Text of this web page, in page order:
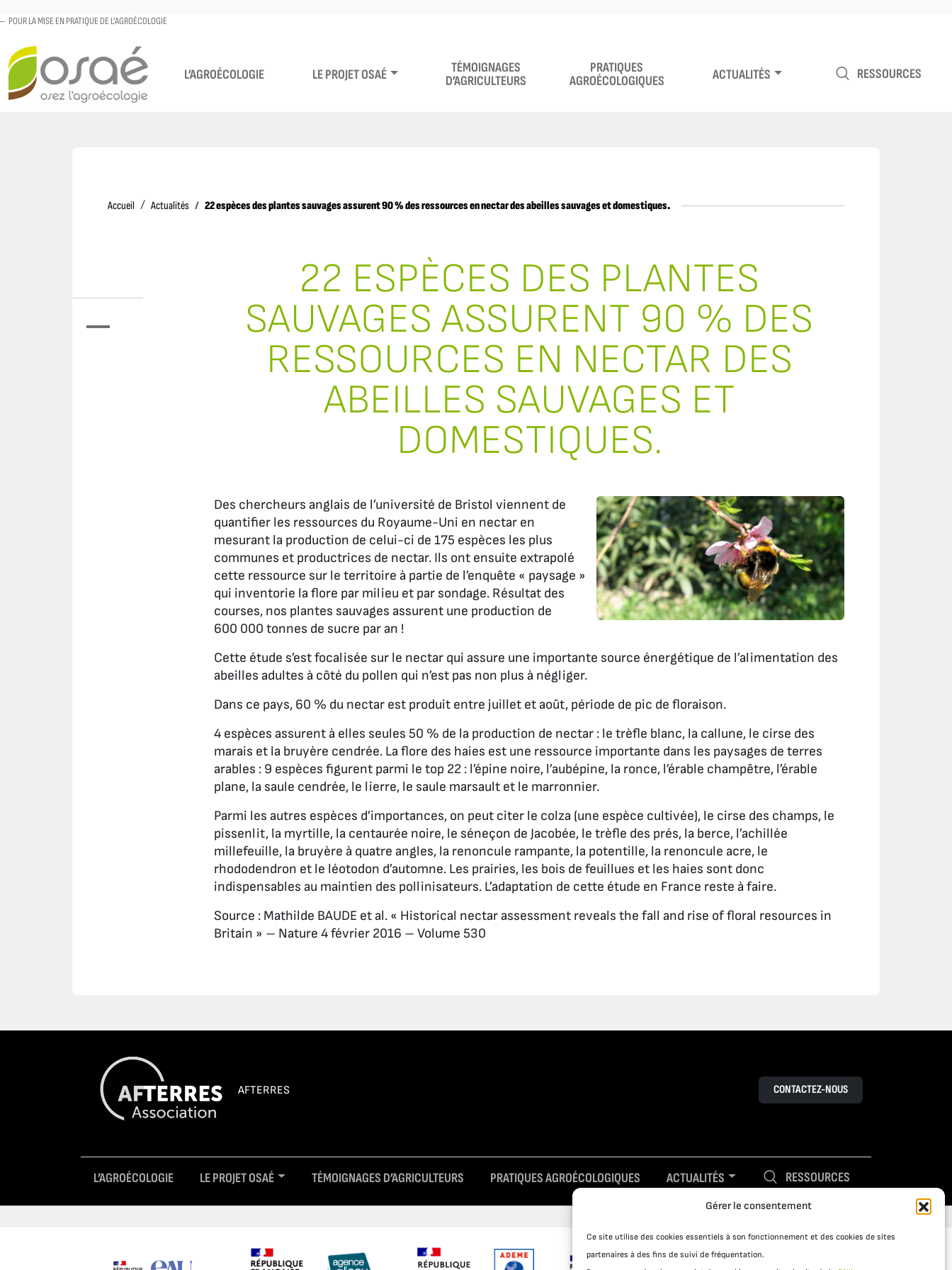
Gérer le consentement
Ce site utilise des cookies essentiels à son fonctionnement et des cookies de sites
partenaires à des fins de suivi de fréquentation.
POUR LA MISE EN PRATIQUE DE L'AGROÉCOLOGIE
L’AGROÉCOLOGIE LE PROJET OSAÉ
TÉMOIGNAGES
D’AGRICULTEURS
PRATIQUES
AGROÉCOLOGIQUES
ACTUALITÉS RESSOURCES
Accueil AccueilActualités 22 espèces des plantes sauvages assurent 90 % des ressources en nectar des abeilles sauvages et domestiques.
22 ESPÈCES DES PLANTES
SAUVAGES ASSURENT 90 % DES
RESSOURCES EN NECTAR DES
ABEILLES SAUVAGES ET
DOMESTIQUES.
Des chercheurs anglais de l’université de Bristol viennent de
quantifier les ressources du Royaume-Uni en nectar en
mesurant la production de celui-ci de 175 espèces les plus
communes et productrices de nectar. Ils ont ensuite extrapolé
cette ressource sur le territoire à partie de l’enquête « paysage »
qui inventorie la flore par milieu et par sondage. Résultat des
courses, nos plantes sauvages assurent une production de
600 000 tonnes de sucre par an !
Cette étude s’est focalisée sur le nectar qui assure une importante source énergétique de l’alimentation des
abeilles adultes à côté du pollen qui n’est pas non plus à négliger.
Dans ce pays, 60 % du nectar est produit entre juillet et août, période de pic de floraison.
4 espèces assurent à elles seules 50 % de la production de nectar : le trèfle blanc, la callune, le cirse des
marais et la bruyère cendrée. La flore des haies est une ressource importante dans les paysages de terres
arables : 9 espèces figurent parmi le top 22 : l’épine noire, l’aubépine, la ronce, l’érable champêtre, l’érable
plane, la saule cendrée, le lierre, le saule marsault et le marronnier.
Parmi les autres espèces d’importances, on peut citer le colza (une espèce cultivée), le cirse des champs, le
pissenlit, la myrtille, la centaurée noire, le séneçon de Jacobée, le trèfle des prés, la berce, l’achillée
millefeuille, la bruyère à quatre angles, la renoncule rampante, la potentille, la renoncule acre, le
rhododendron et le léotodon d’automne. Les prairies, les bois de feuillues et les haies sont donc
indispensables au maintien des pollinisateurs. L’adaptation de cette étude en France reste à faire.
Source : Mathilde BAUDE et al. « Historical nectar assessment reveals the fall and rise of floral resources in
Britain » – Nature 4 février 2016 – Volume 530
AFTERRES CONTACTEZ-NOUS
L’AGROÉCOLOGIE LE PROJET OSAÉ TÉMOIGNAGES D’AGRICULTEURS PRATIQUES AGROÉCOLOGIQUES ACTUALITÉS RESSOURCES